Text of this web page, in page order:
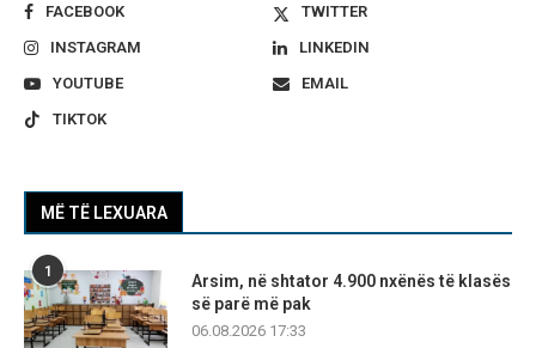
FACEBOOK
TWITTER
INSTAGRAM
LINKEDIN
YOUTUBE
EMAIL
TIKTOK
MË TË LEXUARA
1
Arsim, në shtator 4.900 nxënës të klasës
së parë më pak
06.08.2026 17:33